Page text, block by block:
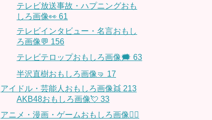
テレビ放送事故・ハプニングおも
しろ画像👀 61
テレビインタビュー・名言おもし
ろ画像💬 156
テレビテロップおもしろ画像🗯 63
半沢直樹おもしろ画像🤜 17
アイドル・芸能人おもしろ画像👯 213
AKB48おもしろ画像💘 33
アニメ・漫画・ゲームおもしろ画像🧚‍♀️